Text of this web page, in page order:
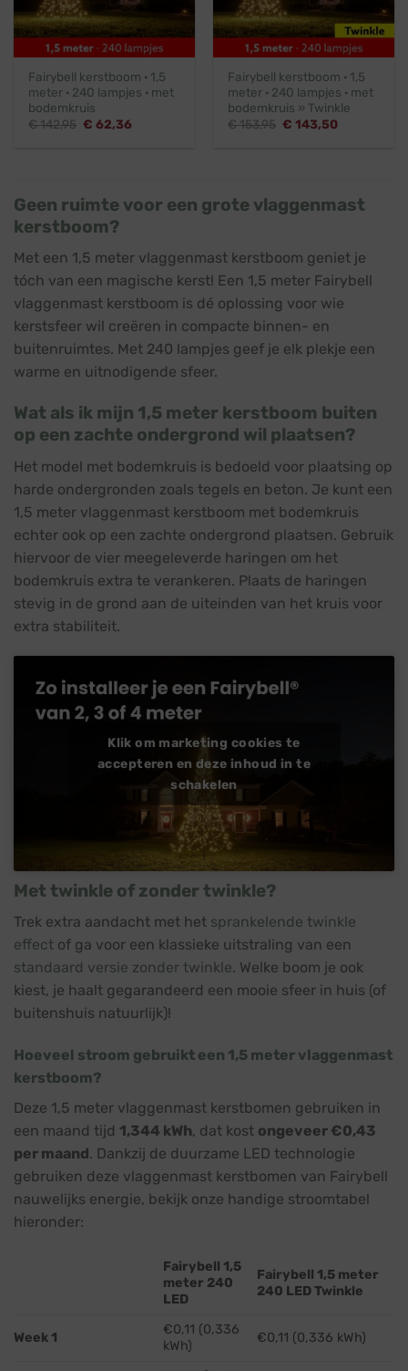
Fairybell kerstboom · 1,5
meter · 240 lampjes · met
bodemkruis
€142,95 Oorspronkelijke
€ 62,36Huidige
Fairybell kerstboom · 1,5
meter · 240 lampjes · met
bodemkruis » Twinkle
€153,95 Oorspronkelijke
€ 143,50Huidige
Geen ruimte voor een grote vlaggenmast
kerstboom?
Met een 1,5 meter vlaggenmast kerstboom geniet je
tóch van een magische kerst! Een 1,5 meter Fairybell
vlaggenmast kerstboom is dé oplossing voor wie
kerstsfeer wil creëren in compacte binnen- en
buitenruimtes. Met 240 lampjes geef je elk plekje een
warme en uitnodigende sfeer.
Wat als ik mijn 1,5 meter kerstboom buiten
op een zachte ondergrond wil plaatsen?
Het model met bodemkruis is bedoeld voor plaatsing op
harde ondergronden zoals tegels en beton. Je kunt een
1,5 meter vlaggenmast kerstboom met bodemkruis
echter ook op een zachte ondergrond plaatsen. Gebruik
hiervoor de vier meegeleverde haringen om het
bodemkruis extra te verankeren. Plaats de haringen
stevig in de grond aan de uiteinden van het kruis voor
extra stabiliteit.
Klik om marketing cookies te
accepteren en deze inhoud in te
schakelen
Met twinkle of zonder twinkle?
Trek extra aandacht met het sprankelende twinkle
effect of ga voor een klassieke uitstraling van een
standaard versie zonder twinkle. Welke boom je ook
kiest, je haalt gegarandeerd een mooie sfeer in huis (of
buitenshuis natuurlijk)!
Hoeveel stroom gebruikt een 1,5 meter vlaggenmast
kerstboom?
Deze 1,5 meter vlaggenmast kerstbomen gebruiken in
een maand tijd 1,344 kWh, dat kost ongeveer €0,43
per maand. Dankzij de duurzame LED technologie
gebruiken deze vlaggenmast kerstbomen van Fairybell
nauwelijks energie, bekijk onze handige stroomtabel
hieronder:
Fairybell 1,5
meter 240
LED
Fairybell 1,5 meter
240 LED Twinkle
Week 1
€0,11 (0,336
kWh)
€0,11 (0,336 kWh)